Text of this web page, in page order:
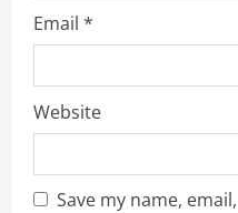
Email *
Website
Save my name,